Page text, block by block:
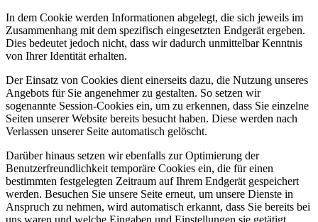
In dem Cookie werden Informationen abgelegt, die sich jeweils im
Zusammenhang mit dem spezifisch eingesetzten Endgerät ergeben.
Dies bedeutet jedoch nicht, dass wir dadurch unmittelbar Kenntnis
von Ihrer Identität erhalten.
Der Einsatz von Cookies dient einerseits dazu, die Nutzung unseres
Angebots für Sie angenehmer zu gestalten. So setzen wir
sogenannte Session-Cookies ein, um zu erkennen, dass Sie einzelne
Seiten unserer Website bereits besucht haben. Diese werden nach
Verlassen unserer Seite automatisch gelöscht.
Darüber hinaus setzen wir ebenfalls zur Optimierung der
Benutzerfreundlichkeit temporäre Cookies ein, die für einen
bestimmten festgelegten Zeitraum auf Ihrem Endgerät gespeichert
werden. Besuchen Sie unsere Seite erneut, um unsere Dienste in
Anspruch zu nehmen, wird automatisch erkannt, dass Sie bereits bei
uns waren und welche Eingaben und Einstellungen sie getätigt